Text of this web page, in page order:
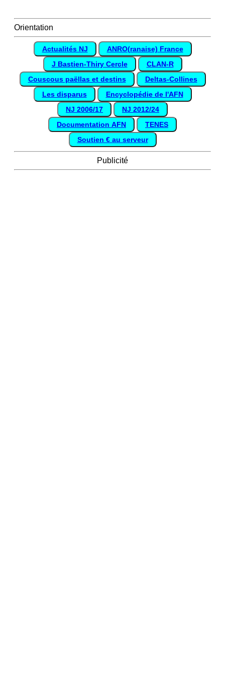
Orientation
Actualités NJ
ANRO(ranaise) France
J Bastien-Thiry Cercle
CLAN-R
Couscous paëllas et destins
Deltas-Collines
Les disparus
Encyclopédie de l'AFN
NJ 2006/17
NJ 2012/24
Documentation AFN
TENES
Soutien € au serveur
Publicité